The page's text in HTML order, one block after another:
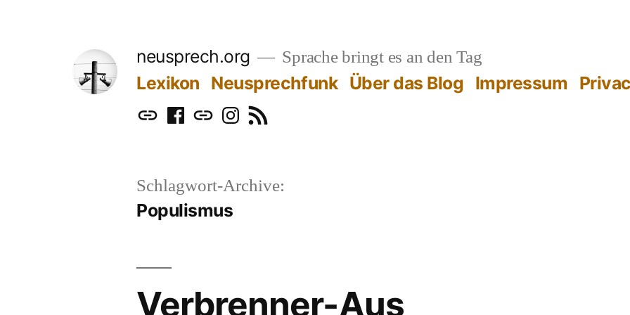
neusprech.org Sprache bringt es an den Tag
Lexikon Neusprechfunk Über das Blog Impressum
MastodonFacebook
BlueskyInstagram
RSS
Schlagwort-Archive:
Populismus
Verbrenner-Aus